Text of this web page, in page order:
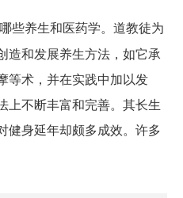
些养生和医药学。道教徒为
造和发展养生方法，如它承
等术，并在实践中加以发
上不断丰富和完善。其长生
健身延年却颇多成效。许多